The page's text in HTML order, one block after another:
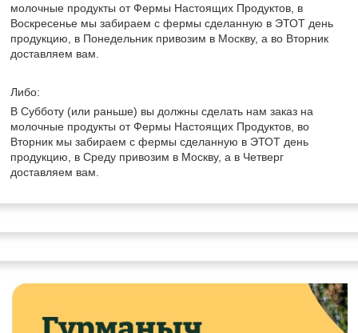
молочные продукты от Фермы Настоящих Продуктов, в
Воскресенье мы забираем с фермы сделанную в ЭТОТ день
продукцию, в Понедельник привозим в Москву, а во Вторник
доставляем вам.
Либо:
В Субботу (или раньше) вы должны сделать нам заказ на
молочные продукты от Фермы Настоящих Продуктов, во
Вторник мы забираем с фермы сделанную в ЭТОТ день
продукцию, в Среду привозим в Москву, а в Четверг
доставляем вам.